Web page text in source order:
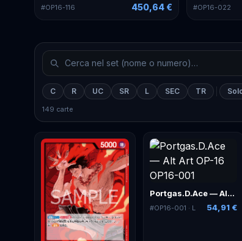
#OP16-116 450,64 € #OP16-022
C R UC SR L SEC TR
149 carte
Portgas.D.Ace — Alt Art
#OP16-001 · L 54,91 €